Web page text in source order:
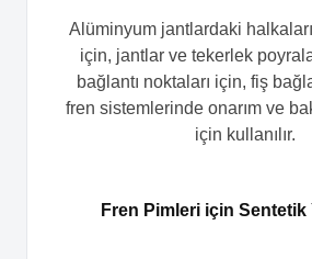
Alüminyum jantlardaki
için, jantlar ve tekerlek
bağlantı noktaları için, fiş
fren sistemlerinde onarım ve
için kullanılır.
Fren Pimleri için Sentetik